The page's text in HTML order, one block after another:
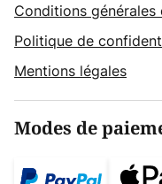
Conditions générales
Politique de
Mentions légales
Modes de